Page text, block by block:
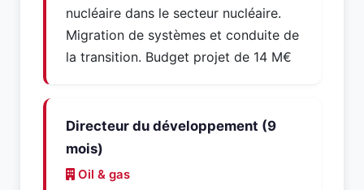
nucléaire dans le secteur nucléaire.
Migration de systèmes et conduite de
la transition. Budget projet de 14 M€
Directeur du développement (9
mois)
Oil & gas